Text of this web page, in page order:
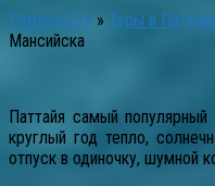
Pattaya-City » Туры в
Мансийска
Паттайя самый
круглый год тепло,
отпуск в одиночку, шумной